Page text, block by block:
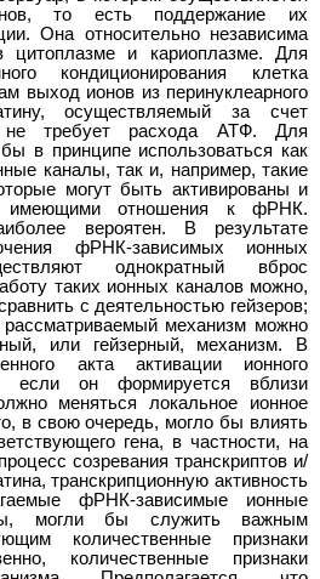
то есть поддержание их
Она относительно независима
цитоплазме и кариоплазме. Для
кондиционирования клетка
выход ионов из перинуклеарного
осуществляемый за счет
не требует расхода АТФ. Для
в принципе использоваться как
каналы, так и, например, такие
могут быть активированы и
имеющими отношения к фРНК.
вероятен. В результате
фРНК-зависимых ионных
однократный вброс
таких ионных каналов можно,
с деятельностью гейзеров;
механизм можно
или гейзерный, механизм. В
акта активации ионного
он формируется вблизи
меняться локальное ионное
в свою очередь, могло бы влиять
гена, в частности, на
созревания транскриптов и/
транскрипционную активность
фРНК-зависимые ионные
могли бы служить важным
количественные признаки
количественные признаки